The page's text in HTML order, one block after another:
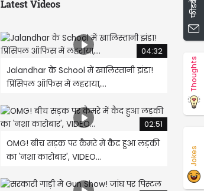
Latest Videos
04:32
Jalandhar के School में खालिस्तानी झंडा!
प्रिंसिपल ऑफिस में लहराया,...
02:51
OMG! बीच सड़क पर कैमरे में कैद हुआ लड़की
का 'नशा कारोबार', VIDEO...
Thoughts
Jokes